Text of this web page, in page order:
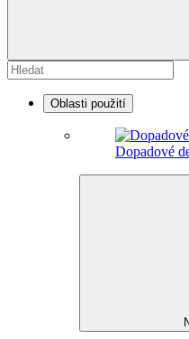
Oblasti použití
Dopadové